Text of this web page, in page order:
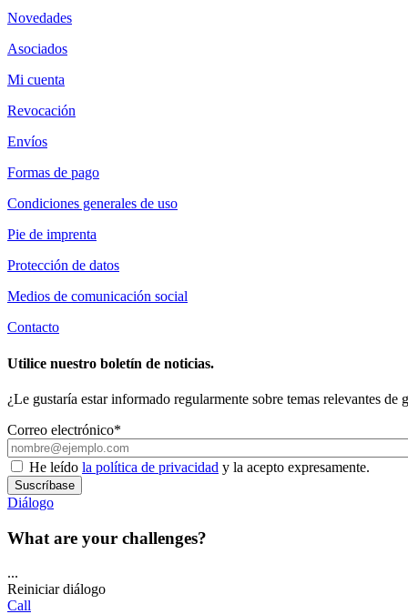
Novedades
Asociados
Mi cuenta
Revocación
Envíos
Formas de pago
Condiciones generales de uso
Pie de imprenta
Protección de datos
Medios de comunicación social
Contacto
Utilice nuestro boletín de noticias.
¿Le gustaría estar informado regularmente sobre temas relevantes
Correo electrónico*
He leído la política de privacidad y la acepto expresamente.
Suscríbase
Diálogo
What are your challenges?
...
Reiniciar diálogo
Call